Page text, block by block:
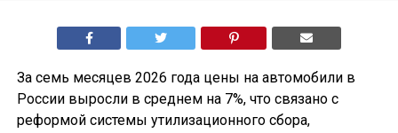
За семь месяцев 2026 года цены на автомобили в
России выросли в среднем на 7%, что связано с
реформой системы утилизационного сбора,